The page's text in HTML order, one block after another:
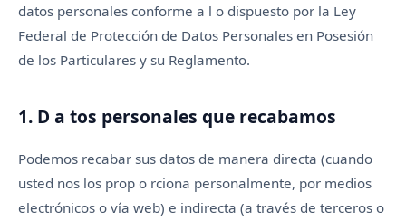
datos personales conforme a l o dispuesto por la Ley
Federal de Protección de Datos Personales en Posesión
de los Particulares y su Reglamento.
1. D a tos personales que recabamos
Podemos recabar sus datos de manera directa (cuando
usted nos los prop o rciona personalmente, por medios
electrónicos o vía web) e indirecta (a través de terceros o